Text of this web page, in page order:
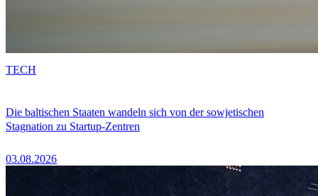
Die baltischen Staaten wandeln sich von der sowjetischen
Stagnation zu Startup-Zentren
03.08.2026
TECH